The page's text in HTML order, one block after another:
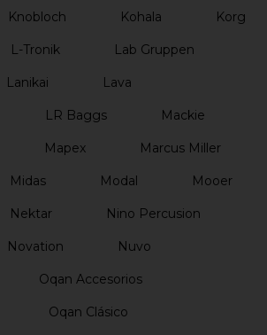
Knobloch Kohala Korg
L-Tronik Lab Gruppen
Lanikai Lava
LR Baggs Mackie
Mapex Marcus Miller
Midas Modal Mooer
Nektar Nino Percusion
Novation Nuvo
Oqan Accesorios
Oqan Clásico